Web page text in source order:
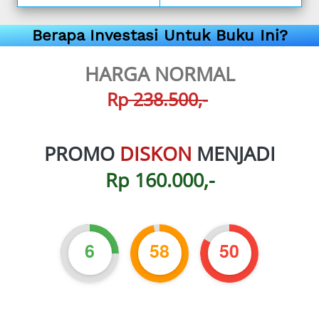
Berapa Investasi Untuk Buku Ini?
HARGA NORMAL
Rp 238.500,-
PROMO DISKON MENJADI
Rp 160.000,-
6 58 49